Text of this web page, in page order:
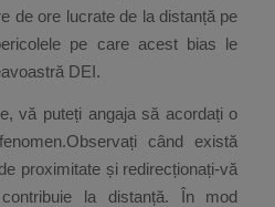
de ore lucrate de la distanță pe
pe care acest bias le
DEI.
vă puteți angaja să acordați o
când există
proximitate și redirecționați-vă
la distanță. În mod